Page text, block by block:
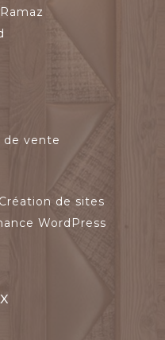
de vente
de sites
WordPress